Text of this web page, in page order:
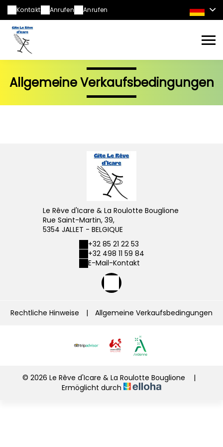
Kontakt Anrufen Anrufen
Allgemeine Verkaufsbedingungen
Le Rêve d'Icare & La Roulotte Bouglione
Rue Saint-Martin, 39,
5354 JALLET - BELGIQUE
+32 85 21 22 53
+32 498 11 59 84
E-Mail-Kontakt
Rechtliche Hinweise | Allgemeine Verkaufsbedingungen
© 2026 Le Rêve d'Icare & La Roulotte Bouglione
|
Ermöglicht durch